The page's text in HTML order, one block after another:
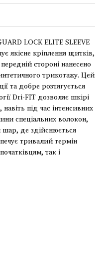
LOCK ELITE SLEEVE
якісне кріплення щитків,
стороні нанесено
трикотажу. Цей
та добре розтягується
Dri-FIT дозволяє шкірі
під час інтенсивних
спеціальних волокон,
шар, де здійснюється
тривалий термін
так і